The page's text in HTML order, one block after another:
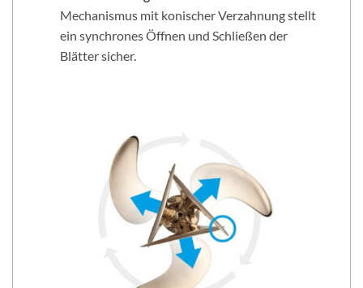
Mechanismus mit konischer Verzahnung stellt
ein synchrones Öffnen und Schließen der
Blätter sicher.